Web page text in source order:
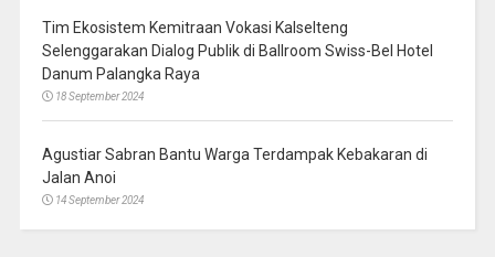
Tim Ekosistem Kemitraan Vokasi Kalselteng
Selenggarakan Dialog Publik di Ballroom Swiss-Bel Hotel
Danum Palangka Raya
18 September 2024
Agustiar Sabran Bantu Warga Terdampak Kebakaran di
Jalan Anoi
14 September 2024